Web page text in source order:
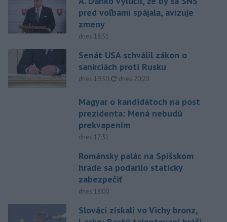
pred voľbami spájala, avizuje
zmeny
dnes 18:51
Senát USA schválil zákon o
sankciách proti Rusku
dnes 19:50, aktualizované
dnes 20:20
Magyar o kandidátoch na post
prezidenta: Mená nebudú
prekvapením
dnes 17:31
Románsky palác na Spišskom
hrade sa podarilo staticky
zabezpečiť
dnes 18:00
Slováci získali vo Vichy bronz,